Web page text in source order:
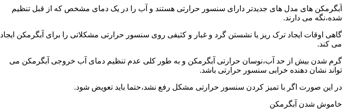
آبگرمکن های مدل های جدیدتر دارای سنسور حرارتی هستند و آب را در یک دمای مشخص که از قبل تنظیم
شده،نگه می دارند.
گاهی اوقات ایجاد ترک ریز یا نشستن گرد و غبار و کثیفی روی سنسور حرارتی مشکلاتی را برای آبگرمکن ایجاد
می کند.
گرم شدن بیش از حد آب،نوسان حرارتی آبگرمکن و به طور کلی عدم تنظیم دمای آب خروجی آبگرمکن می
تواند نشان دهنده خرابی سنسور حرارتی باشد.
در این صورت اگر با تمیز کردن سنسور حرارتی مشکل رفع نشد،حتما باید تعویض شود.
خاموش شدن آبگرمکن